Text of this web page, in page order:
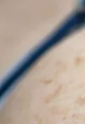
mnogo lakše
tokom kojih ćete
u period
osjećaj mira i